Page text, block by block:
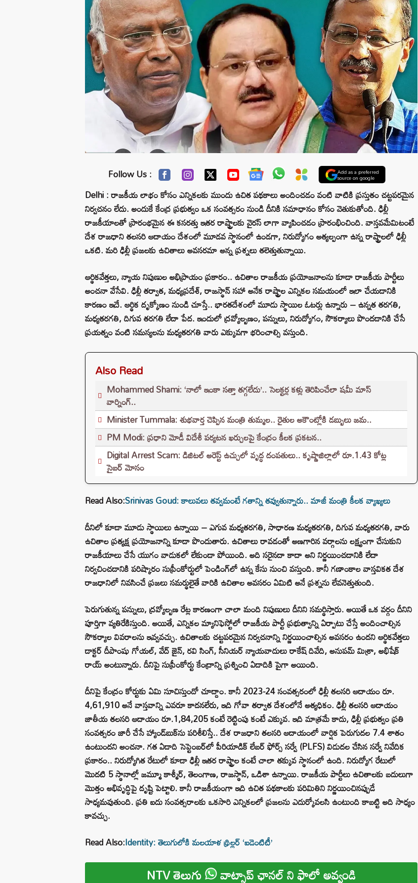
Follow Us : Add as a preferred
source on google
Delhi : రాజకీయ లాభం కోసం ఎన్నికలకు ముందు ఉచిత పథకాలు అందించడం వంటి వాటికి ప్రస్తుతం చట్టపరమైన
నిర్వచనం లేదు. అందుకే కేంద్ర ప్రభుత్వం ఒక సంవత్సరం నుండి దీనికి సమాధానం కోసం వెతుకుతోంది. ఢిల్లీ
రాజకీయాలతో ప్రారంభమైన ఈ కసరత్తు ఇతర రాష్ట్రాలకు వైరస్ లాగా వ్యాపించడం ప్రారంభించింది. వాస్తవమేమిటంటే
దేశ రాజధాని తలసరి ఆదాయం దేశంలో మూడవ స్థానంలో ఉండగా, నిరుద్యోగం అత్యల్పంగా ఉన్న రాష్ట్రాలలో ఢిల్లీ
ఒకటి. మరి ఢిల్లీ ప్రజలకు ఉచితాలు అవసరమా అన్న ప్రశ్నలు తలెత్తుతున్నాయి.
ఆర్థికవేత్తలు, న్యాయ నిపుణుల అభిప్రాయం ప్రకారం.. ఉచితాల రాజకీయ ప్రయోజనాలను కూడా రాజకీయ పార్టీలు
అంచనా వేసేవి. ఢిల్లీ తర్వాత, మధ్యప్రదేశ్, రాజస్థాన్ సహా అనేక రాష్ట్రాల ఎన్నికల సమయంలో ఇలా చేయడానికి
కారణం ఇదే. ఆర్థిక దృక్కోణం నుండి చూస్తే.. భారతదేశంలో మూడు స్థాయిల ఓటర్లు ఉన్నారు – ఉన్నత తరగతి,
మధ్యతరగతి, దిగువ తరగతి లేదా పేద. ఇందులో ద్రవ్యోల్బణం, పన్నులు, నిరుద్యోగం, సౌకర్యాలు పొందడానికి చేసే
ప్రయత్నం వంటి సమస్యలను మధ్యతరగతి వారు ఎక్కువగా భరించాల్సి వస్తుంది.
Also Read
Mohammed Shami: ‘నాలో ఇంకా సత్తా తగ్గలేదు’.. సెలక్టర్ల కళ్లు తెరిపించేలా షమీ మాస్
వార్నింగ్..
Minister Tummala: శుభవార్త చెప్పిన మంత్రి తుమ్మల.. రైతుల అకౌంట్లోకి డబ్బులు జమ..
PM Modi: ప్రధాని మోడీ విదేశీ పర్యటన ఖర్చులపై కేంద్రం కీలక ప్రకటన..
Digital Arrest Scam: డిజిటల్ అరెస్ట్ ఉచ్చులో వృద్ధ దంపతులు.. కృష్ణాజిల్లాలో రూ.1.43 కోట్ల
సైబర్ మోసం
Read Also:Srinivas Goud: కాలువలు తవ్వమంటే గతాన్ని తవ్వుతున్నారు.. మాజీ మంత్రి కీలక వ్యాఖ్యలు
దీనిలో కూడా మూడు స్థాయిలు ఉన్నాయి – ఎగువ మధ్యతరగతి, సాధారణ మధ్యతరగతి, దిగువ మధ్యతరగతి, వారు
ఉచితాల ప్రత్యక్ష ప్రయోజనాన్ని కూడా పొందుతారు. ఉచితాలు రావడంతో అణగారిన వర్గాలను లక్ష్యంగా చేసుకుని
రాజకీయాలు చేసే యుగం వాడుకలో లేకుండా పోయింది. అది సరైనదా కాదా అని నిర్ణయించడానికి లేదా
నిర్వచించడానికి పరిష్కారం సుప్రీంకోర్టులో పెండింగ్‌లో ఉన్న కేసు నుంచి వస్తుంది. కానీ గణాంకాల వాస్తవికత దేశ
రాజధానిలో నివసించే ప్రజలు సమర్థులైతే వారికి ఉచితాల అవసరం ఏమిటి అనే ప్రశ్నను లేవనెత్తుతుంది.
పెరుగుతున్న పన్నులు, ద్రవ్యోల్బణ రేట్ల కారణంగా చాలా మంది నిపుణులు దీనిని సమర్థిస్తారు. అయితే ఒక వర్గం దీనిని
పూర్తిగా వ్యతిరేకిస్తుంది. అయితే, ఎన్నికల మ్యానిఫెస్టోలో రాజకీయ పార్టీ ప్రభుత్వాన్ని ఏర్పాటు చేస్తే అందించాల్సిన
సౌకర్యాల వివరాలను ఇవ్వవచ్చు. ఉచితాలకు చట్టపరమైన నిర్వచనాన్ని నిర్ణయించాల్సిన అవసరం ఉందని ఆర్థికవేత్తలు
డాక్టర్ దీపాంషు గోయల్, వేద్ జైన్, రవి సింగ్, సీనియర్ న్యాయవాదులు రాకేష్ దివేది, అనుపమ్ మిశ్రా, అభిషేక్
రాయ్ అంటున్నారు. దీనిపై సుప్రీంకోర్టు కేంద్రాన్ని ప్రశ్నించి ఏడాదికి పైగా అయింది.
దీనిపై కేంద్రం కోర్టుకు ఏమి సూచిస్తుందో చూద్దాం. కానీ 2023-24 సంవత్సరంలో ఢిల్లీ తలసరి ఆదాయం రూ.
4,61,910 అనే వాస్తవాన్ని ఎవరూ కాదనలేరు, ఇది గోవా తర్వాత దేశంలోనే అత్యధికం. ఢిల్లీ తలసరి ఆదాయం
జాతీయ తలసరి ఆదాయం రూ.1,84,205 కంటే రెట్టింపు కంటే ఎక్కువ. ఇది మాత్రమే కాదు, ఢిల్లీ ప్రభుత్వం ప్రతి
సంవత్సరం జారీ చేసే హ్యాండ్‌బుక్‌ను పరిశీలిస్తే.. దేశ రాజధాని తలసరి ఆదాయంలో వార్షిక పెరుగుదల 7.4 శాతం
ఉంటుందని అంచనా. గత ఏడాది సెప్టెంబర్‌లో పీరియాడిక్ లేబర్ ఫోర్స్ సర్వే (PLFS) విడుదల చేసిన సర్వే నివేదిక
ప్రకారం.. నిరుద్యోగిత రేటులో కూడా ఢిల్లీ ఇతర రాష్ట్రాల కంటే చాలా తక్కువ స్థానంలో ఉంది. నిరుద్యోగ రేటులో
మొదటి 5 స్థానాల్లో జమ్మూ కాశ్మీర్, తెలంగాణ, రాజస్థాన్, ఒడిశా ఉన్నాయి. రాజకీయ పార్టీలు ఉచితాలకు బదులుగా
మొత్తం అభివృద్ధిపై దృష్టి పెట్టాలి. కానీ రాజకీయంగా ఇది ఉచిత పథకాలకు పరిమితిని నిర్ణయించినప్పుడే
సాధ్యమవుతుంది. ప్రతి ఐదు సంవత్సరాలకు ఒకసారి ఎన్నికలలో ప్రజలను ఎదుర్కోవలసి ఉంటుంది కాబట్టి అది సాధ్యం
కావచ్చు.
Read Also:Identity: తెలుగులోకి మలయాళ థ్రిల్లర్ ‘ఐడెంటిటీ’
NTV తెలుగు వాట్సాప్ ఛానల్ ని ఫాలో అవ్వండి